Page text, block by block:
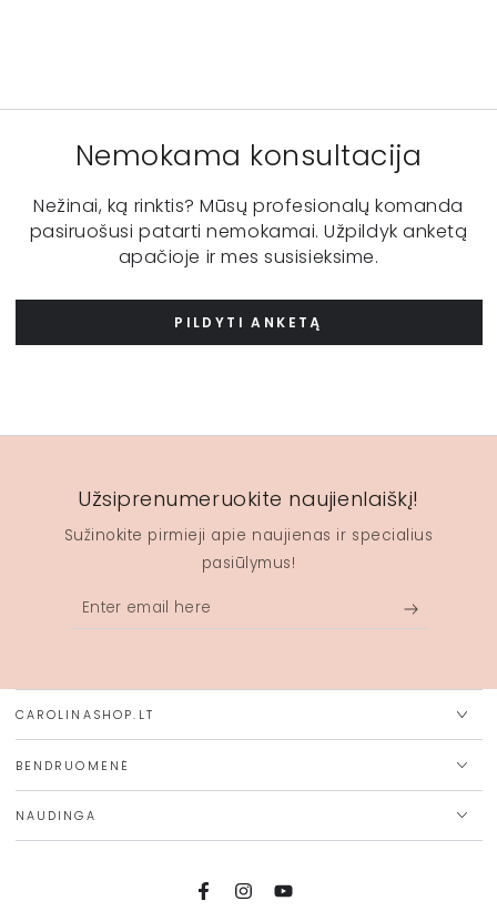
Nemokama konsultacija
Nežinai, ką rinktis? Mūsų profesionalų komanda
pasiruošusi patarti nemokamai. Užpildyk anketą
apačioje ir mes susisieksime.
PILDYTI ANKETĄ
Užsiprenumeruokite naujienlaiškį!
Sužinokite pirmieji apie naujienas ir specialius
pasiūlymus!
Enter
email
CAROLINASHOP.LT
BENDRUOMENĖ
NAUDINGA
FacebookInstagramYouTube